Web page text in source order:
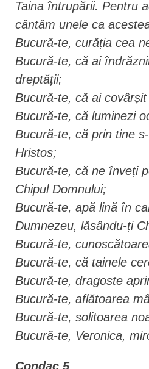
Taina întrupării. Pentru
cântăm unele ca
Bucură-te, curăția cea
Bucură-te, că ai
dreptății;
Bucură-te, că ai
Bucură-te, că luminezi
Bucură-te, că prin tine
Hristos;
Bucură-te, că ne înveți
Chipul Domnului;
Bucură-te, apă lină în
Dumnezeu, lăsându-ți
Bucură-te,
Bucură-te, că tainele
Bucură-te, dragoste
Bucură-te, aflătoarea
Bucură-te, solitoarea
Bucură-te, Veronica,
Condac 5